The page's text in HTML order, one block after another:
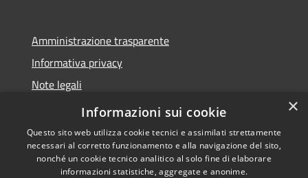
Amministrazione trasparente
Informativa privacy
Note legali
Dichiarazione di accessibilità
×
Informazioni sui cookie
Questo sito web utilizza cookie tecnici e assimilati strettamente
necessari al corretto funzionamento e alla navigazione del sito,
nonché un cookie tecnico analitico al solo fine di elaborare
informazioni statistiche, aggregate e anonime.